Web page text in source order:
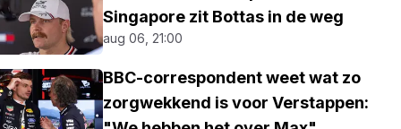
Singapore zit Bottas in de weg
aug 06, 21:00
BBC-correspondent weet wat zo
zorgwekkend is voor Verstappen: